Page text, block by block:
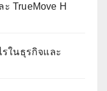
TrueMove H
ในธุรกิจและ